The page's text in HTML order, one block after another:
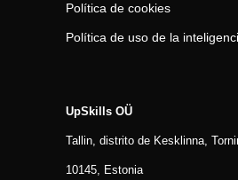
Política de cookies
Política de uso de la
UpSkills OÜ
Tallin, distrito de Kesklinna,
10145, Estonia